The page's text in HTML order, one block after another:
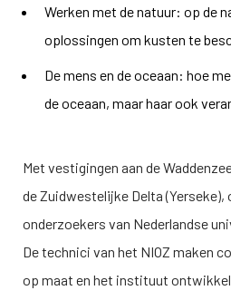
Werken met de natuur: op de
oplossingen om kusten te
De mens en de oceaan: hoe
de oceaan, maar haar ook
Met vestigingen aan de
de Zuidwestelijke Delta (Yerseke),
onderzoekers van Nederlandse
De technici van het NIOZ maken
op maat en het instituut